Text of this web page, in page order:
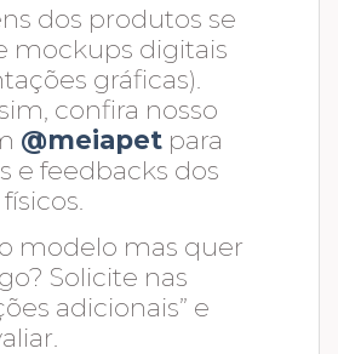
dos produtos se
mockups digitais
gráficas).
confira nosso
@meiapetpara
e feedbacks dos
modelo mas quer
Solicite nas
adicionais” e